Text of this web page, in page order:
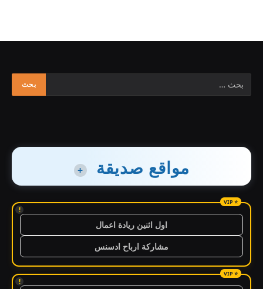
مواقع صديقة +
!
اول اثنين ريادة اعمال
مشاركة ارباح ادسنس
!